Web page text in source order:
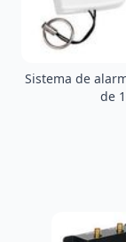
Sistema de
de